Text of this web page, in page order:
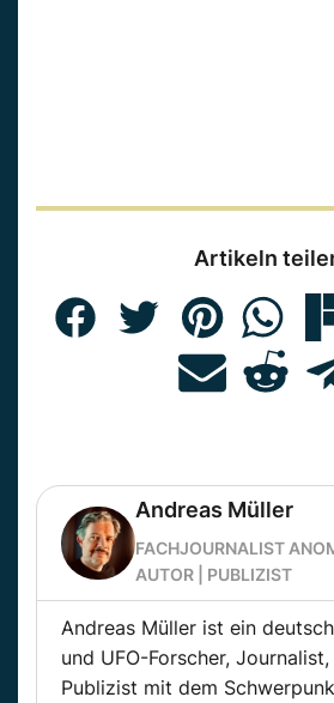
Artikeln
Andreas Müller
FACHJOURNALIST
AUTOR | PUBLIZIST
Andreas Müller ist ein
und UFO-Forscher,
Publizist mit dem